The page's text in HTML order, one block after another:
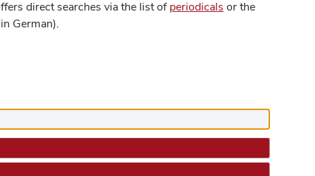
direct searches via the list ofperiodicals or the
German).